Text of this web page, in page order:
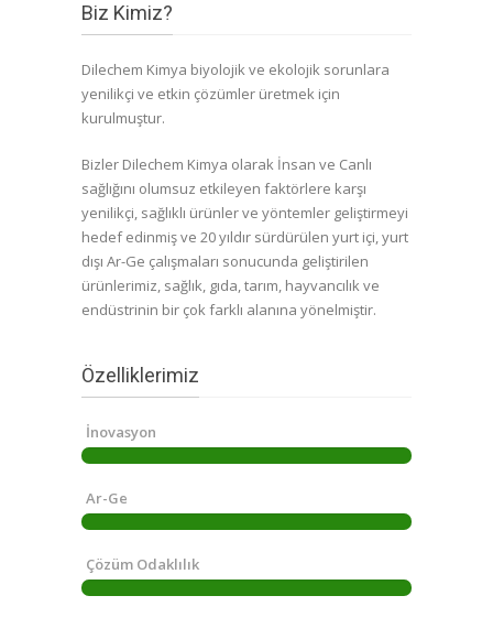
Biz Kimiz?
Dilechem Kimya biyolojik ve ekolojik sorunlara
yenilikçi ve etkin çözümler üretmek için
kurulmuştur.
Bizler Dilechem Kimya olarak İnsan ve Canlı
sağlığını olumsuz etkileyen faktörlere karşı
yenilikçi, sağlıklı ürünler ve yöntemler geliştirmeyi
hedef edinmiş ve 20 yıldır sürdürülen yurt içi, yurt
dışı Ar-Ge çalışmaları sonucunda geliştirilen
ürünlerimiz, sağlık, gıda, tarım, hayvancılık ve
endüstrinin bir çok farklı alanına yönelmiştir.
Özelliklerimiz
İnovasyon
Ar-Ge
Çözüm Odaklılık